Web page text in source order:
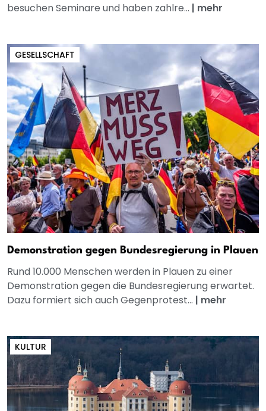
besuchen Seminare und haben zahlre... | mehr
GESELLSCHAFT
Demonstration gegen Bundesregierung in Plauen
Rund 10.000 Menschen werden in Plauen zu einer
Demonstration gegen die Bundesregierung erwartet.
Dazu formiert sich auch Gegenprotest... | mehr
KULTUR